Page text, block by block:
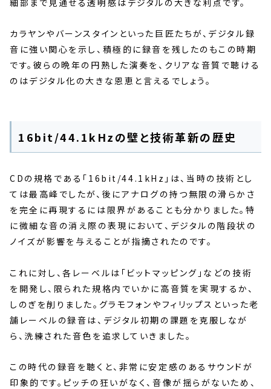
細部まで見通せる透明感はデジタルの大きな利点です。
カラヤンやバーンスタインといった巨匠たちが、デジタル録
音に強い関心を示し、積極的に録音を残したのもこの時期
です。彼らの晩年の円熟した演奏を、クリアな音質で聴ける
のはデジタル化の大きな恩恵と言えるでしょう。
16bit/44.1kHzの壁と技術革新の歴史
CDの規格である「16bit/44.1kHz」は、当時の技術とし
ては最高峰でしたが、後にアナログの持つ無限の滑らかさ
を完全に再現するには限界があることも分かりました。特
に微細な音の消え際の表現において、デジタルの階段状の
ノイズが影響を与えることが指摘されたのです。
これに対し、各レーベルは「ビットマッピング」などの技術
を開発し、限られた規格内でいかに高音質を実現するか、
しのぎを削りました。グラモフォンやフィリップスといった老
舗レーベルの録音は、デジタル初期の課題を克服しなが
ら、洗練された音色を追求していきました。
この時代の録音を聴くと、非常に安定感のあるサウンドが
印象的です。ピッチの狂いがなく、音像が揺らがないため、